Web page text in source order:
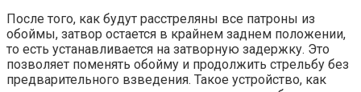
После того, как будут расстреляны все патроны из
обоймы, затвор остается в крайнем заднем положении,
то есть устанавливается на затворную задержку. Это
позволяет поменять обойму и продолжить стрельбу без
предварительного взведения. Такое устройство, как